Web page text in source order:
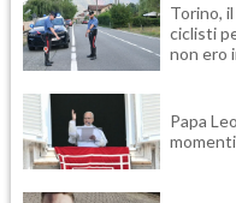
Torino,
ciclisti
non ero
Papa